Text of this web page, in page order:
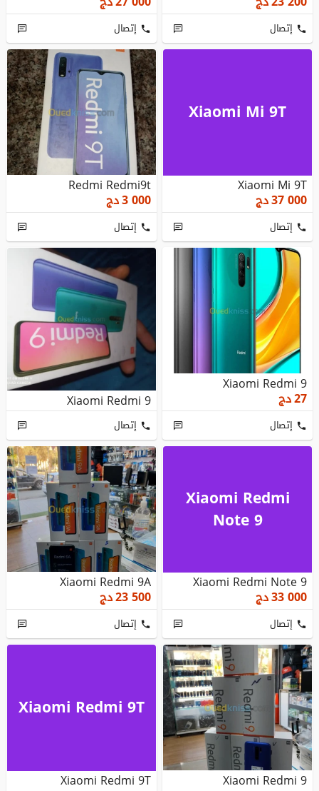
إتصال إتصال
Xiaomi Mi 9T
Xiaomi Mi 9T
37 000دج
إتصال
Redmi Redmi9t
3 000دج
إتصال
Xiaomi Redmi 9
27دج
إتصال
Xiaomi Redmi 9
إتصال
Xiaomi Redmi
Note 9
Xiaomi Redmi Note 9
33 000دج
إتصال
Xiaomi Redmi 9A
23 500دج
إتصال
Xiaomi Redmi 9
Xiaomi Redmi 9T
Xiaomi Redmi 9T